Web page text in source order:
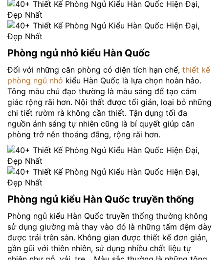
Phòng ngủ nhỏ kiểu Hàn Quốc
Đối với những căn phòng có diện tích hạn chế, thiết kế
phòng ngủ nhỏ kiểu Hàn Quốc là lựa chọn hoàn hảo.
Tông màu chủ đạo thường là màu sáng để tạo cảm
giác rộng rãi hơn. Nội thất được tối giản, loại bỏ những
chi tiết rườm rà không cần thiết. Tận dụng tối đa
nguồn ánh sáng tự nhiên cũng là bí quyết giúp căn
phòng trở nên thoáng đãng, rộng rãi hơn.
Phòng ngủ kiểu Hàn Quốc truyền thống
Phòng ngủ kiểu Hàn Quốc truyền thống thường không
sử dụng giường mà thay vào đó là những tấm đệm dày
được trải trên sàn. Không gian được thiết kế đơn giản,
gần gũi với thiên nhiên, sử dụng nhiều chất liệu tự